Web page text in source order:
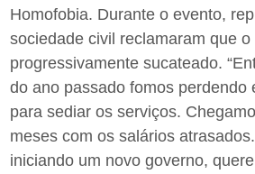
Homofobia. Durante o evento,
sociedade civil reclamaram que
progressivamente sucateado.
do ano passado fomos perdendo
para sediar os serviços.
meses com os salários
iniciando um novo governo,